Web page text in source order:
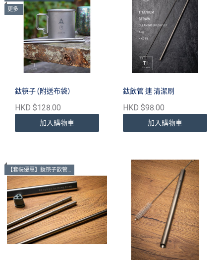
更多
鈦筷子 (附送布袋）
HKD $128.00
加入購物車
鈦飲管 連 清潔刷
HKD $98.00
加入購物車
【套裝優惠】鈦筷子飲管套裝＄248